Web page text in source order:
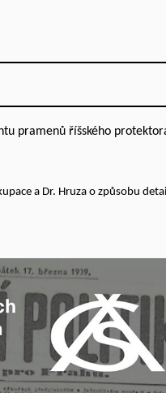
pramenů říšského
a Dr. Hruza o způsobu